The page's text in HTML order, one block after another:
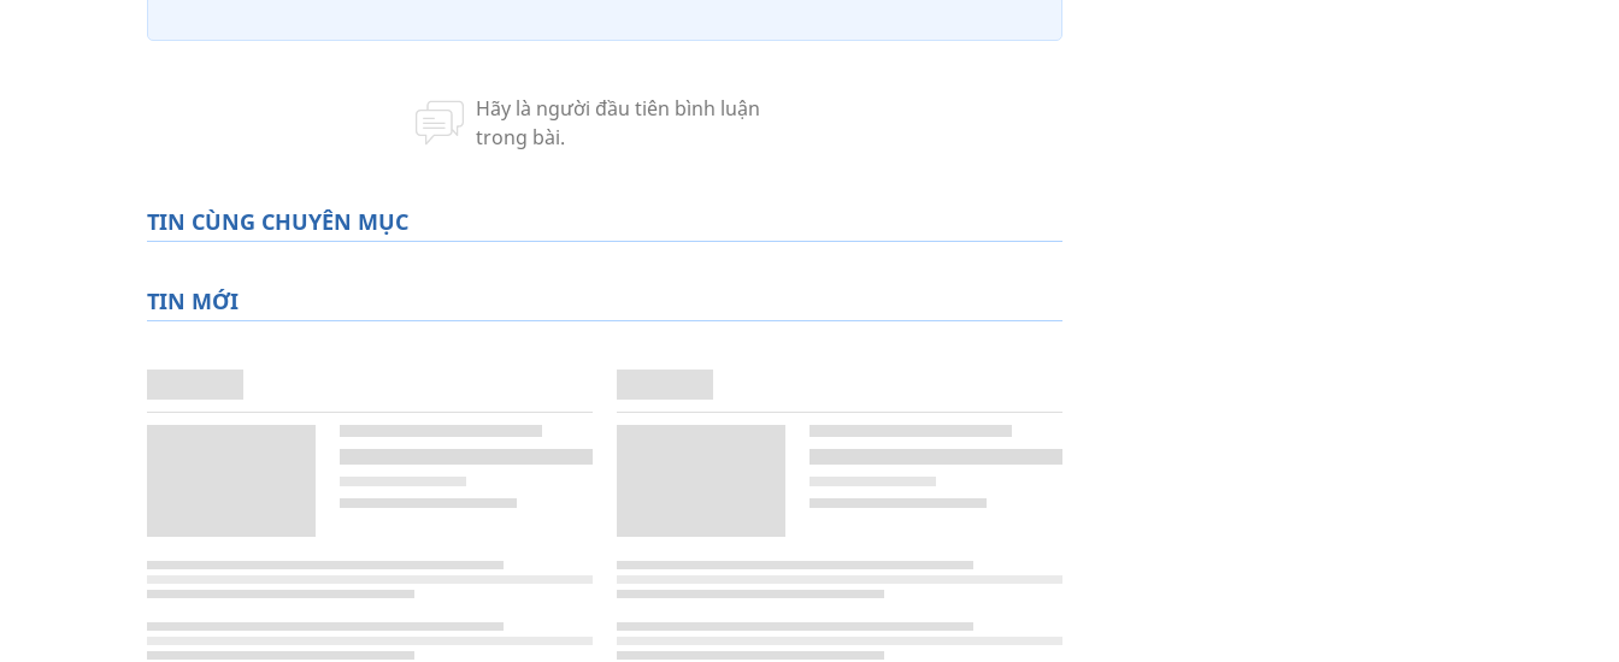
TIN CÙNG CHUYÊN MỤC
TIN MỚI